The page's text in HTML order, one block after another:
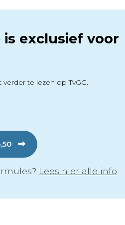
exclusief voor
te lezen op TvGG.
Lees hier alle info